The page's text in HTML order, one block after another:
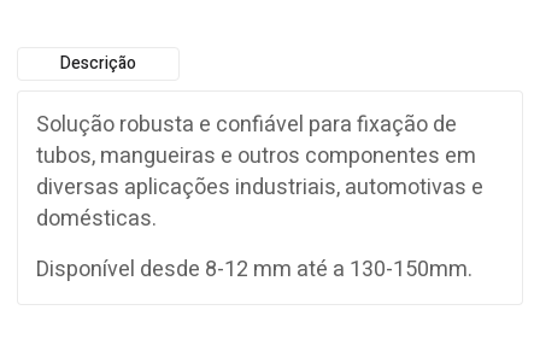
Descrição
Solução robusta e confiável para fixação de
tubos, mangueiras e outros componentes em
diversas aplicações industriais, automotivas e
domésticas.
Disponível desde 8-12 mm até a 130-150mm.